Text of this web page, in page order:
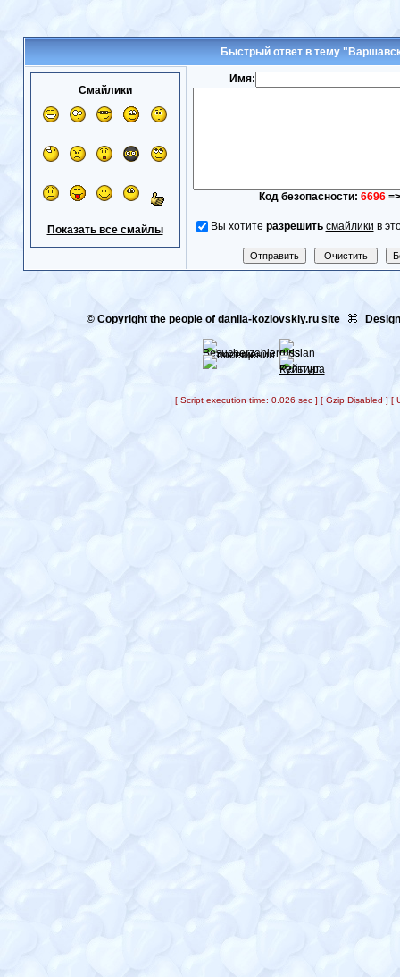
Быстрый ответ в тему
Смайлики
Показать все смайлы
Имя:
Код безопасности: 6696=>
Вы хотите разрешить смайлики в
© Copyright the people of danila-kozlovskiy.ru site
[ Script execution time: 0.026 sec ] [ Gzip Disabled ] [